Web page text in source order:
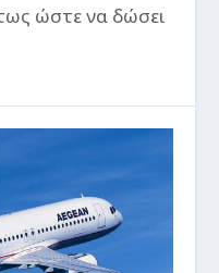
ώστε να δώσει